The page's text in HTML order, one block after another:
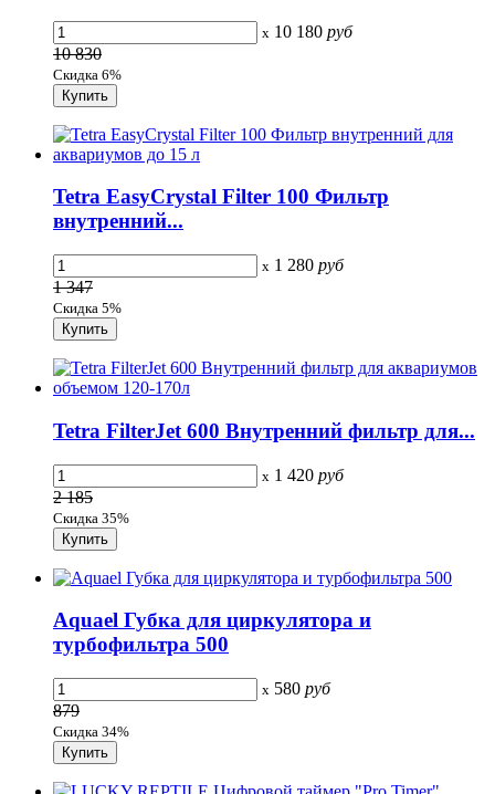
x 10 180 руб
10 830
Скидка 6%
Tetra EasyCrystal Filter 100 Фильтр
внутренний...
x 1 280 руб
1 347
Скидка 5%
Tetra FilterJet 600 Внутренний фильтр для...
x 1 420 руб
2 185
Скидка 35%
Aquael Губка для циркулятора и
турбофильтра 500
x 580 руб
879
Скидка 34%